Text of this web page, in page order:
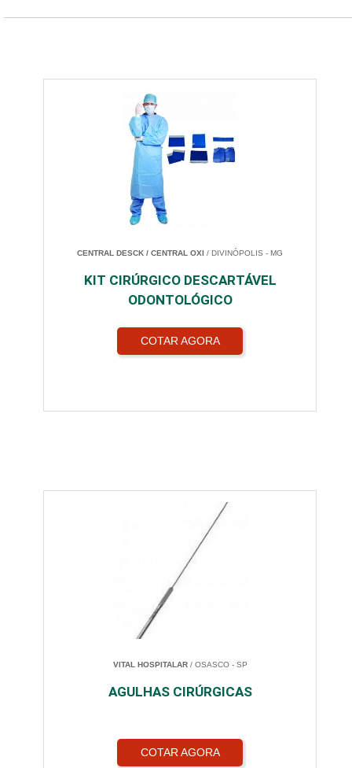
CENTRAL DESCK / CENTRAL OXI / DIVINÓPOLIS - MG
KIT CIRÚRGICO DESCARTÁVEL
ODONTOLÓGICO
COTAR AGORA
VITAL HOSPITALAR/ OSASCO - SP
AGULHAS CIRÚRGICAS
COTAR AGORA